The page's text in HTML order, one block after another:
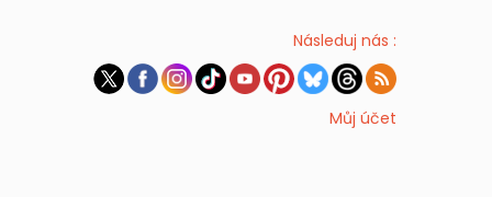
Následuj nás :
Můj účet